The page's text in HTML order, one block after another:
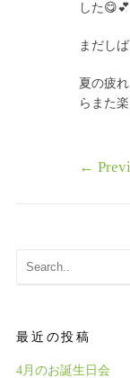
した😋💕
まだし
夏の疲
らまた
←
最近の投稿
4月のお誕生日会